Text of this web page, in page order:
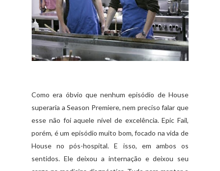
Como era óbvio que nenhum episódio de House
superaria a Season Premiere, nem preciso falar que
esse não foi aquele nível de excelência. Epic Fail,
porém, é um episódio muito bom, focado na vida de
House no pós-hospital. E isso, em ambos os
sentidos. Ele deixou a internação e deixou seu